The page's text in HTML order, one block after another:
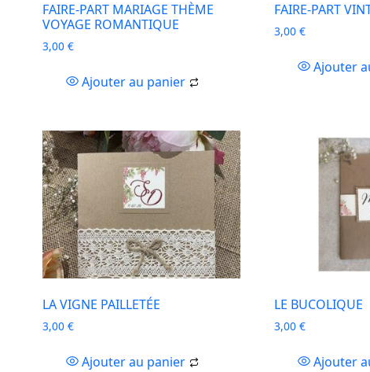
FAIRE-PART MARIAGE THÈME
VOYAGE ROMANTIQUE
3,00€
Ajouter au panier
FAIRE-PART
3,00€
Ajouter
LA VIGNE PAILLETÉE
3,00€
Ajouter au panier
LE BUCOLIQUE
3,00€
Ajouter